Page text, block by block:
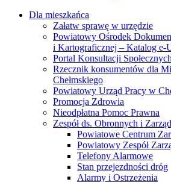
Dla mieszkańca
Załatw sprawę w urzędzie
Powiatowy Ośrodek
i Kartograficznej – Katalog e-
Portal Konsultacji Społecznych
Rzecznik konsumentów dla
Chełmskiego
Powiatowy Urząd Pracy w
Promocja Zdrowia
Nieodpłatna Pomoc Prawna
Zespół ds. Obronnych i
Powiatowe Centrum
Powiatowy Zespół
Telefony Alarmowe
Stan przejezdności dróg
Alarmy i Ostrzeżenia